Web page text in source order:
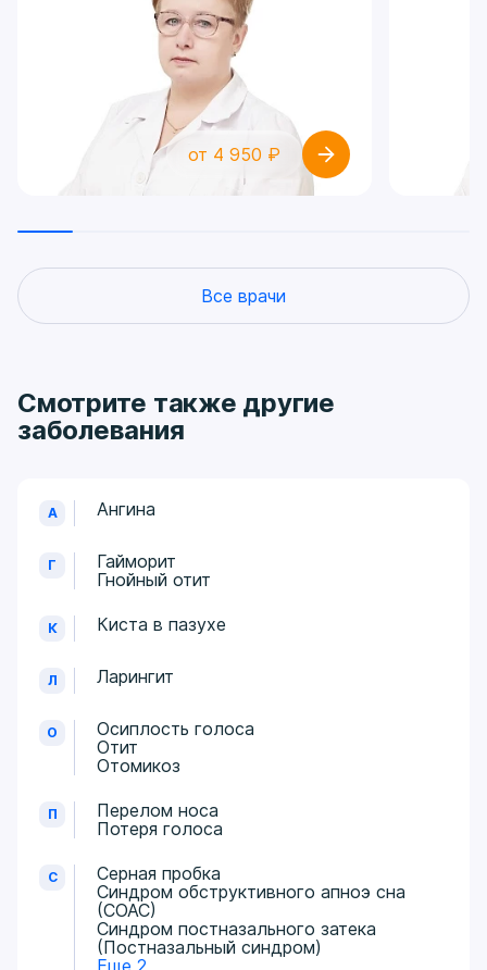
от 4 950 ₽
Все врачи
Смотрите также другие
заболевания
А Ангина
Г
Гайморит​
Гнойный отит
К Киста в пазухе
Л Ларингит
О
Осиплость голоса
Отит
Отомикоз
П
Перелом носа
Потеря голоса
С
Серная пробка
Синдром обструктивного апноэ сна
(СОАС)
Синдром постназального затека
(Постназальный синдром)